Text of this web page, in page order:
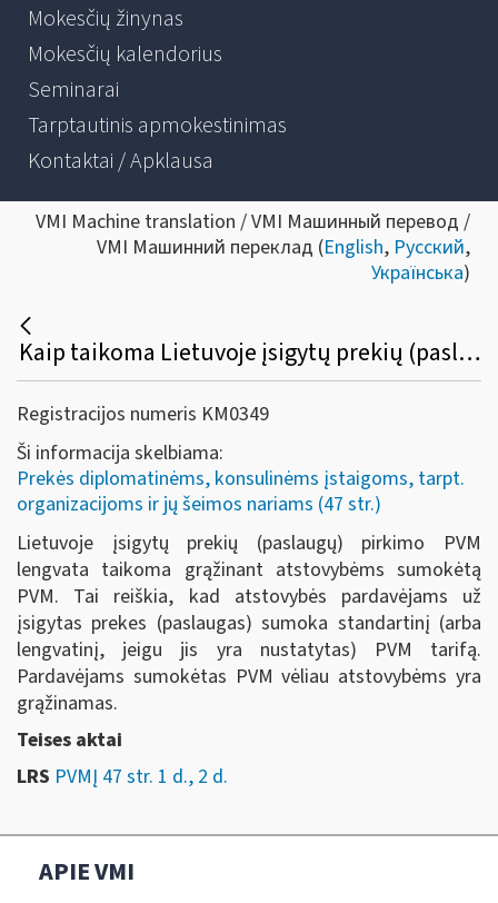
Mokesčių žinynas
Mokesčių kalendorius
Seminarai
Tarptautinis apmokestinimas
Kontaktai / Apklausa
VMI Machine translation / VMI Машинный перевод /
VMI Машинний переклад (English, Русский,
Українська)
Kaip taikoma Lietuvoje įsigytų prekių (paslaugų) pirkimo PVM lengvata diplomatinėms atstovybėms, konsulinėms įstaigoms ir tarptautinėms organizacijoms ar jų atstovybėms, taip pat šių atstovybių ir įstaigų nariams ir jų šeimų nariams?
Registracijos numeris KM0349
Ši informacija skelbiama:
Prekės diplomatinėms, konsulinėms įstaigoms, tarpt.
organizacijoms ir jų šeimos nariams (47 str.)
Lietuvoje įsigytų prekių (paslaugų) pirkimo PVM
lengvata taikoma grąžinant atstovybėms sumokėtą
PVM. Tai reiškia, kad atstovybės pardavėjams už
įsigytas prekes (paslaugas) sumoka standartinį (arba
lengvatinį, jeigu jis yra nustatytas) PVM tarifą.
Pardavėjams sumokėtas PVM vėliau atstovybėms yra
grąžinamas.
Teises aktai
LRS PVMĮ 47 str. 1 d., 2 d.
APIE VMI